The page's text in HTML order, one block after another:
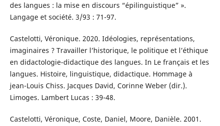
des langues : la mise en discours “épilinguistique” ».
Langage et société. 3/93 : 71-97.
Castelotti, Véronique. 2020. Idéologies, représentations,
imaginaires ? Travailler l’historique, le politique et l’éthique
en didactologie-didactique des langues. In Le français et les
langues. Histoire, linguistique, didactique. Hommage à
jean-Louis Chiss. Jacques David, Corinne Weber (dir.).
Limoges. Lambert Lucas : 39-48.
Castelotti, Véronique, Coste, Daniel, Moore, Danièle. 2001.